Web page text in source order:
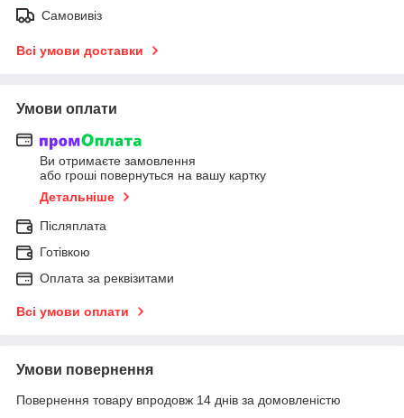
Самовивіз
Всі умови доставки
Умови оплати
Ви отримаєте замовлення
або гроші повернуться на вашу картку
Детальніше
Післяплата
Готівкою
Оплата за реквізитами
Всі умови оплати
Умови повернення
Повернення товару впродовж 14 днів за домовленістю